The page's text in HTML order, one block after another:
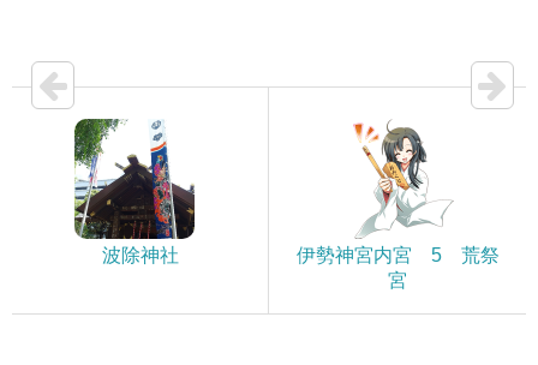
波除神社
伊勢神宮内宮 5 荒祭
宮